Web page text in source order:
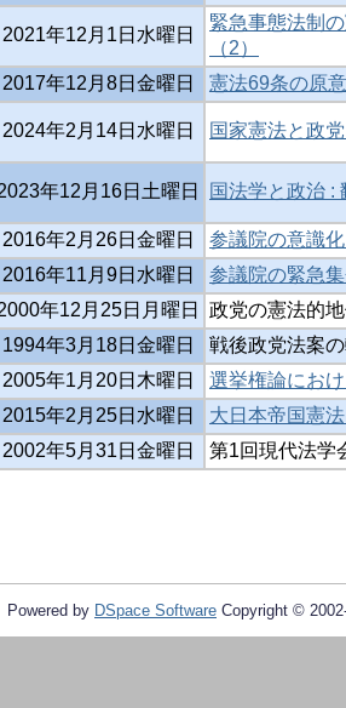
2021年12月1日水曜日
緊急事態法制
（2）
2017年12月8日金曜日
憲法69条の原
2024年2月14日水曜日 国家憲法と政
年12月16日土曜日 国法学と政治 :
2016年2月26日金曜日
参議院の意識
2016年11月9日水曜日
参議院の緊急
年12月25日月曜日
政党の憲法的
1994年3月18日金曜日
戦後政党法案
2005年1月20日木曜日
選挙権論にお
2015年2月25日水曜日
大日本帝国憲
2002年5月31日金曜日
第1回現代法学
Powered by DSpace Software Copyright ©